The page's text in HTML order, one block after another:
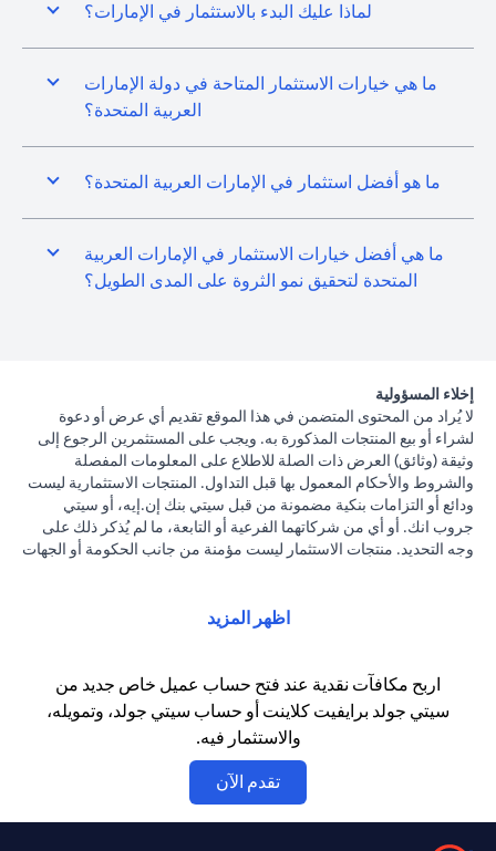
لماذا عليك البدء بالاستثمار في الإمارات؟
ما هي خيارات الاستثمار المتاحة في دولة الإمارات
العربية المتحدة؟
ما هو أفضل استثمار في الإمارات العربية المتحدة؟
ما هي أفضل خيارات الاستثمار في الإمارات العربية
المتحدة لتحقيق نمو الثروة على المدى الطويل؟
إخلاء المسؤولية
لا يُراد من المحتوى المتضمن في هذا الموقع تقديم أي عرض أو دعوة
لشراء أو بيع المنتجات المذكورة به. ويجب على المستثمرين الرجوع إلى
وثيقة (وثائق) العرض ذات الصلة للاطلاع على المعلومات المفصلة
والشروط والأحكام المعمول بها قبل التداول. المنتجات الاستثمارية ليست
ودائع أو التزامات بنكية مضمونة من قبل سيتي بنك إن.إيه، أو سيتي
جروب انك. أو أي من شركاتهما الفرعية أو التابعة، ما لم يُذكر ذلك على
وجه التحديد. منتجات الاستثمار ليست مؤمنة من جانب الحكومة أو الجهات
السابق لمنتجات الاستثمار ليس مؤشرا على النتائج المستقبلية، بمعنى أن
محلية) على دراية بمخاطر تقلبات أسعار الصرف التي قد تتسبب في
خسارة رأس المال عند تحويل العملة الأجنبية إلى العملة المحلية
للمستثمرين. لا تتوفر منتجات الاستثمار والخزينة للأشخاص الأمريكيين.
تخضع جميع الطلبات المتعلقة بمنتجات الاستثمار والخزينة لشروط وأحكام
منتجات الاستثمار والخزينة الفردية. يدرك العميل أنه يقع على عاتقه
السعي للحصول على مشورة قانونية و/أو ضريبية للوقوف على التبعات
اظهر المزيد
اربح مكافآت نقدية عند فتح حساب عميل خاص جديد من
سيتي جولد برايفيت كلاينت أو حساب سيتي جولد، وتمويله،
والاستثمار فيه.
تقدم الآن